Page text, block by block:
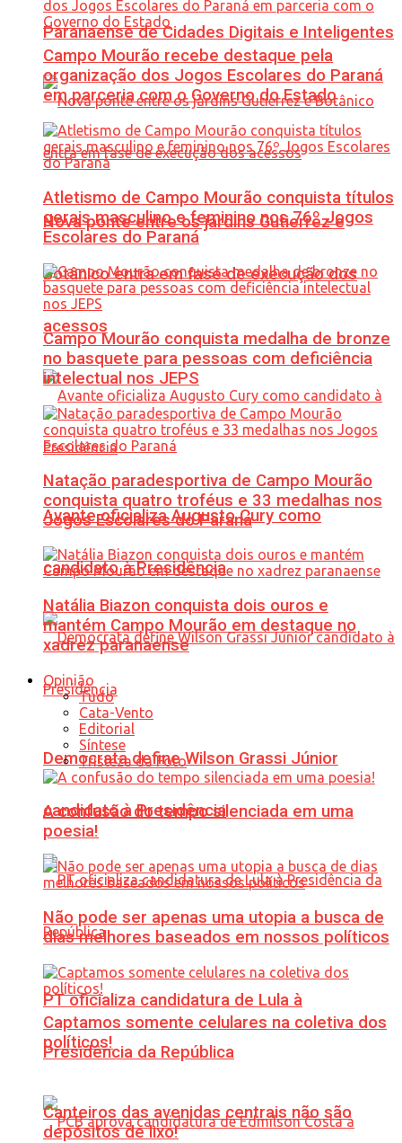
Paranaense de Cidades Digitais e Inteligentes
Nova ponte entre os jardins Gutierrez e
Botânico entra em fase de execução dos
acessos
Avante oficializa Augusto Cury como
candidato à Presidência
Democrata define Wilson Grassi Júnior
candidato à Presidência
PT oficializa candidatura de Lula à
Presidência da República
Campo Mourão recebe destaque pela
organização dos Jogos Escolares do Paraná
em parceria com o Governo do Estado
Atletismo de Campo Mourão conquista títulos
gerais masculino e feminino nos 76º Jogos
Escolares do Paraná
Campo Mourão conquista medalha de bronze
no basquete para pessoas com deficiência
intelectual nos JEPS
Natação paradesportiva de Campo Mourão
conquista quatro troféus e 33 medalhas nos
Jogos Escolares do Paraná
Natália Biazon conquista dois ouros e
mantém Campo Mourão em destaque no
xadrez paranaense
Opinião
Tudo
Cata-Vento
Editorial
Síntese
Tristeza da Foto
A confusão do tempo silenciada em uma
poesia!
Não pode ser apenas uma utopia a busca de
dias melhores baseados em nossos políticos
Captamos somente celulares na coletiva dos
políticos!
Canteiros das avenidas centrais não são
depósitos de lixo!